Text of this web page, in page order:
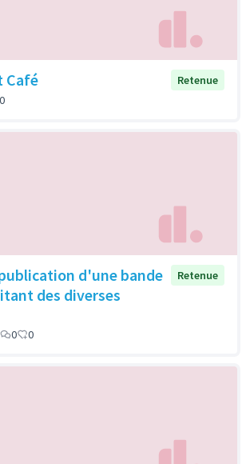
Café
Retenue
0
d'une bande
des diverses
Retenue
0 0